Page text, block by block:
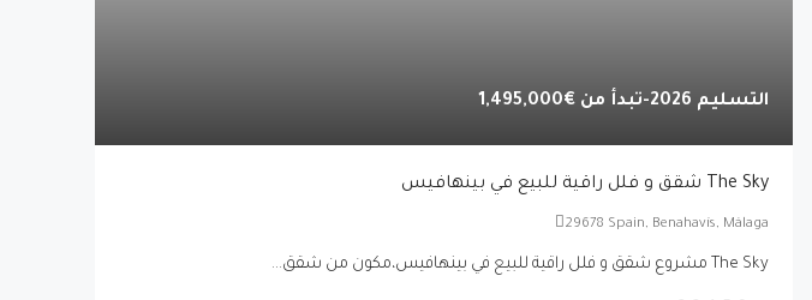
التسليم 2026-تبدأ من €1,495,000
The Sky شقق و فلل راقية للبيع في بينهافيس
29678 Spain, Benahavís, Málaga
The Sky مشروع شقق و فلل راقية للبيع في بينهافيس،مكون من شقق...